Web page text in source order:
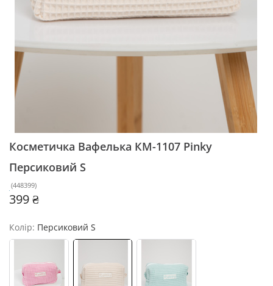
Косметичка Вафелька КМ-1107 Pinky
Персиковий S
(448399)
399 ₴
Колір: Персиковий S